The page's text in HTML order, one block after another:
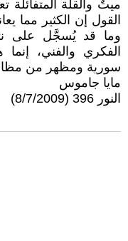
ميتٌ والقلة
القول إن الكثير مما
وما قد يُسجَّل على
الفكري والفني،
سورية ومظهر من
مايا جاموس
النور 396 (8/7/2009)